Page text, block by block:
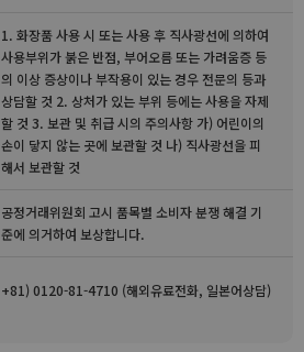
1. 화장품 사용 시 또는 사용 후 직사광선에 의하여
사용부위가 붉은 반점, 부어오름 또는 가려움증 등
의 이상 증상이나 부작용이 있는 경우 전문의 등과
상담할 것 2. 상처가 있는 부위 등에는 사용을 자제
할 것 3. 보관 및 취급 시의 주의사항 가) 어린이의
손이 닿지 않는 곳에 보관할 것 나) 직사광선을 피
해서 보관할 것
공정거래위원회 고시 품목별 소비자 분쟁 해결 기
준에 의거하여 보상합니다.
+81) 0120-81-4710 (해외유료전화, 일본어상담)